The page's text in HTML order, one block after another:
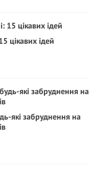
цікавих ідей
які забруднення на